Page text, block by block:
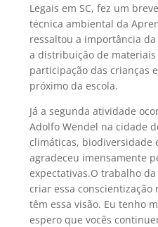
Legais em SC, fez um
técnica ambiental da
ressaltou a importância
a distribuição de
participação das crianças
próximo da escola.
Já a segunda atividade
Adolfo Wendel na cidade
climáticas, biodiversidade
agradeceu imensamente
expectativas.O trabalho
criar essa
têm essa visão. Eu tenho
espero que vocês